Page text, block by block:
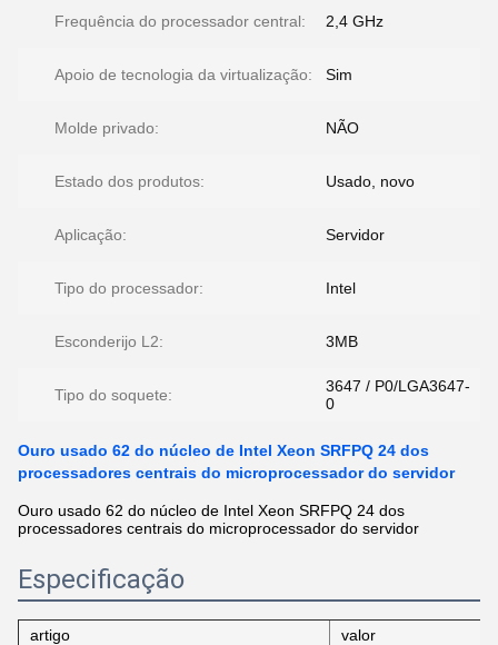
Frequência do processador central: 2,4 GHz
Apoio de tecnologia da virtualização: Sim
Molde privado: NÃO
Estado dos produtos: Usado, novo
Aplicação: Servidor
Tipo do processador: Intel
Esconderijo L2: 3MB
Tipo do soquete:
3647 / P0/LGA3647-
0
Ouro usado 62 do núcleo de Intel Xeon SRFPQ 24 dos
processadores centrais do microprocessador do servidor
Ouro usado 62 do núcleo de Intel Xeon SRFPQ 24 dos
processadores centrais do microprocessador do servidor
Especificação
artigo
valor